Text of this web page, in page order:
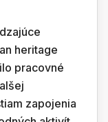
heritage
pracovné
zapojenia